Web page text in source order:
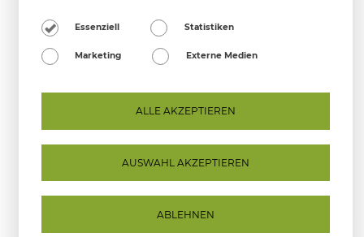
Sehr geehrte Kund:innen
Aufgrund der hohen Auslastung in unserer
Tischlerei ist unser Geschäft derzeit
Wir danken Ihnen herzlich für Ihr Verständnis
Essenziell Statistiken
Marketing Externe Medien
ALLE AKZEPTIEREN
AUSWAHL AKZEPTIEREN
ABLEHNEN